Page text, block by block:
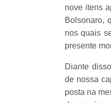
nove itens
Bolsonaro,
nos quais
presente
Diante
de nossa
posta na